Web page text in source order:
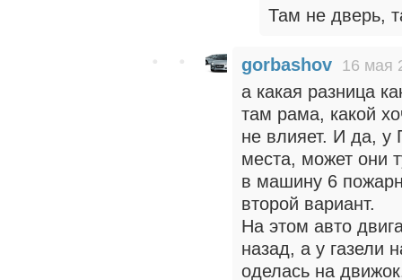
Там не дверь,
gorbashov 16 мая
а какая разница
там рама, какой
не влияет. И да, у
места, может они
в машину 6
второй вариант.
На этом авто
назад, а у газели
оделась на